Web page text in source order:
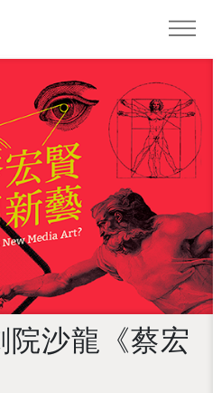
院沙龍《蔡宏
遇見巨人